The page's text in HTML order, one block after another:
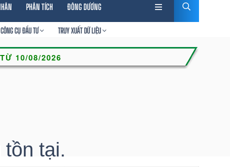
PHÂN TÍCH ĐÔNG DƯƠNG
CÔNG CỤ ĐẦU TƯ TRUY XUẤT DỮ LIỆU
tại.